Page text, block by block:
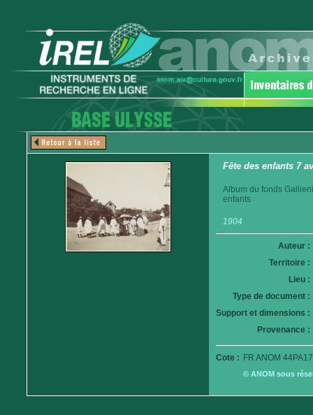
Fête des enfants 7
Album du fonds
enfants
1904
Auteur :
Territoire :
Lieu :
Type de document :
Support et dimensions :
Provenance :
Cote : FR ANOM
© ANOM sous